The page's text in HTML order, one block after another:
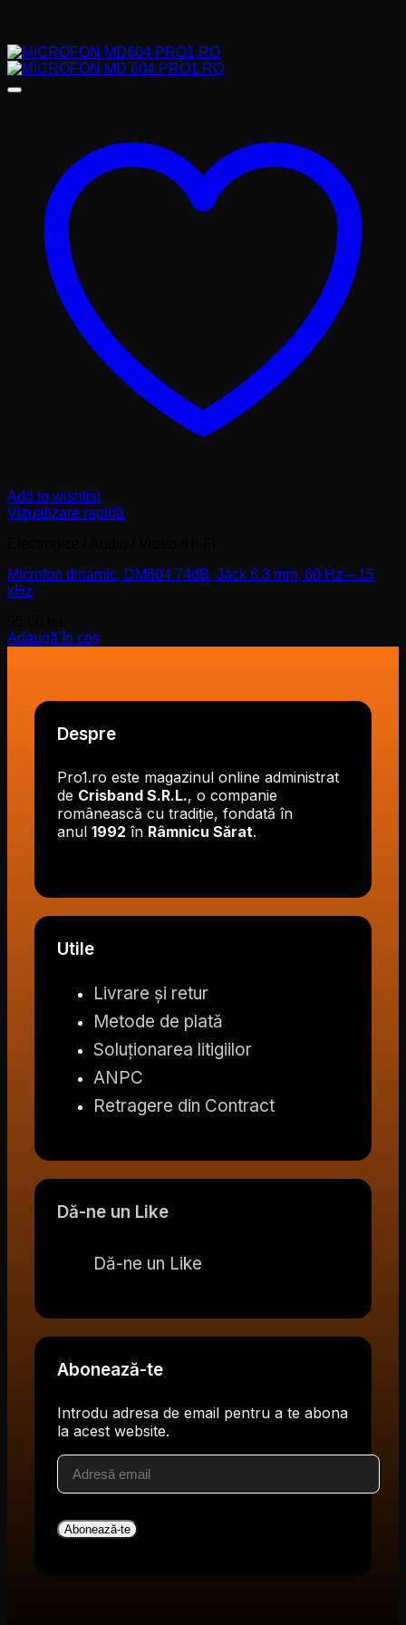
Add to wishlist
Vizualizare rapidă
Microfon dinamic, DM604 74dB, Jack 6.3 mm, 60 Hz – 15
kHz
Adaugă în coș
Despre
Pro1.ro este magazinul online administrat
de Crisband S.R.L., o companie
românească cu tradiție, fondată în
anul 1992 în Râmnicu Sărat.
Utile
Livrare și retur
Metode de plată
Soluționarea litigiilor
ANPC
Retragere din Contract
Dă-ne un Like
Dă-ne un Like
Abonează-te
Introdu adresa de email pentru a te abona
la acest website.
Adresă
email
Abonează-te